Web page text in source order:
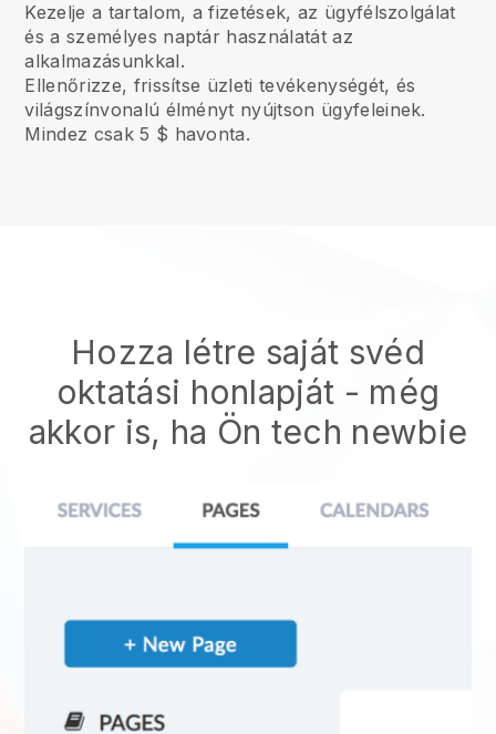
Kezelje a tartalom, a fizetések, az ügyfélszolgálat
és a személyes naptár használatát az
alkalmazásunkkal.
Ellenőrizze, frissítse üzleti tevékenységét, és
világszínvonalú élményt nyújtson ügyfeleinek.
Mindez csak 5 $ havonta.
Hozza létre saját svéd
oktatási honlapját - még
akkor is, ha Ön tech newbie